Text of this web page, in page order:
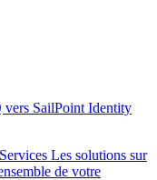
vers SailPoint Identity
Les solutions sur
de votre